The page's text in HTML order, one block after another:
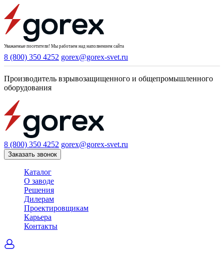
Уважаемые посетители! Мы работаем над наполнением сайта
8 (800) 350 4252 gorex@gorex-svet.ru
Производитель взрывозащищенного и общепромышленного
оборудования
8 (800) 350 4252 gorex@gorex-svet.ru
Заказать звонок
Каталог
О заводе
Решения
Дилерам
Проектировщикам
Карьера
Контакты